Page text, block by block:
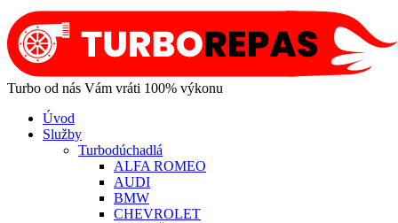
Turbo od nás Vám vráti 100% výkonu
Úvod
Služby
Turbodúchadlá
ALFA ROMEO
AUDI
BMW
CHEVROLET